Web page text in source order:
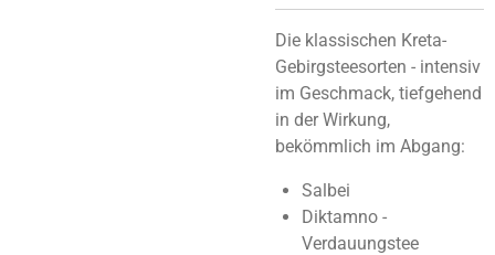
Die klassischen Kreta-
Gebirgsteesorten - intensiv
im Geschmack, tiefgehend
in der Wirkung,
bekömmlich im Abgang:
Salbei
Diktamno -
Verdauungstee